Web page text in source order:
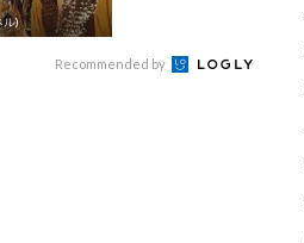
ル)
Recommended by